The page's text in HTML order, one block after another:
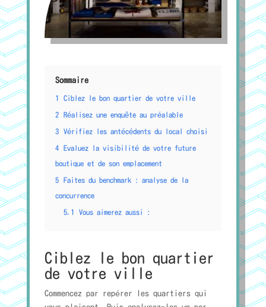
Sommaire
1 Ciblez le bon quartier de votre ville
2 Réalisez une enquête au préalable
3 Vérifiez les antécédents du local choisi
4
Evaluez la visibilité de votre future
boutique et de son emplacement
5
Faites du benchmark : analyse de la
concurrence
5.1 Vous aimerez aussi :
Ciblez le bon quartier
de votre ville
Commencez par repérer les quartiers qui